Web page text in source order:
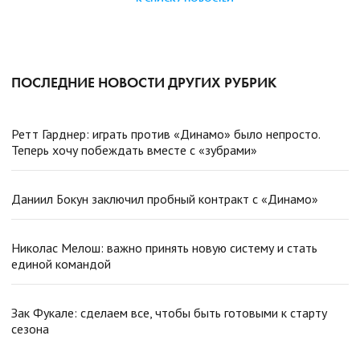
ПОСЛЕДНИЕ НОВОСТИ ДРУГИХ РУБРИК
Ретт Гарднер: играть против «Динамо» было непросто.
Теперь хочу побеждать вместе с «зубрами»
Даниил Бокун заключил пробный контракт с «Динамо»
Николас Мелош: важно принять новую систему и стать
единой командой
Зак Фукале: сделаем все, чтобы быть готовыми к старту
сезона